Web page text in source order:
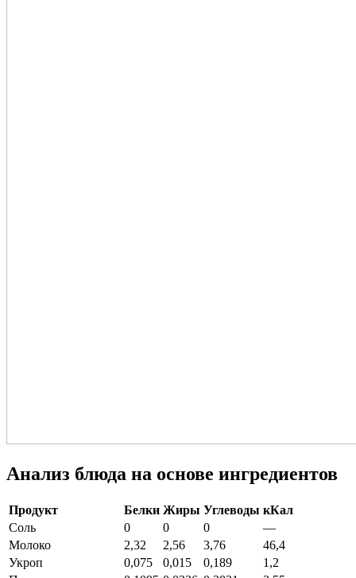
Анализ блюда на основе ингредиентов
Продукт Белки Жиры Углеводы кКал
Соль
0 0 0
—
Молоко
2,32 2,56 3,76
46,4
Укроп
0,075 0,015 0,189
1,2